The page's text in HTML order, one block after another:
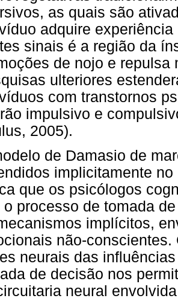
as quais são
adquire
sinais é a região da
de nojo e repulsa
ulteriores
com transtornos
impulsivo e
2005).
de Damasio de
implicitamente
que os psicólogos
o processo de tomada
implícitos,
não-
neurais das
de decisão nos
neural